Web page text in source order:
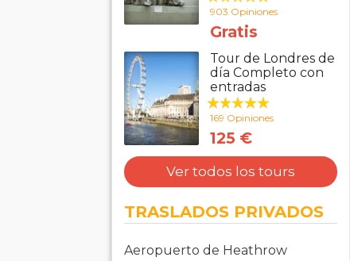
903 Opiniones
Gratis
Tour de Londres de
día Completo con
entradas
169 Opiniones
125 €
Ver todos los tours
TRASLADOS PRIVADOS
Aeropuerto de Heathrow